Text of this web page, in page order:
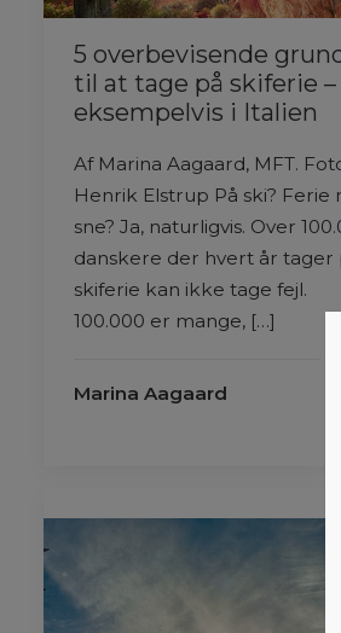
5 overbevisende
til at tage på skiferie –
eksempelvis i Italien
Af Marina Aagaard, MFT.
Henrik Elstrup På ski? Ferie
sne? Ja, naturligvis. Over
danskere der hvert år tager
skiferie kan ikke tage fejl.
100.000 er mange, […]
Marina Aagaard